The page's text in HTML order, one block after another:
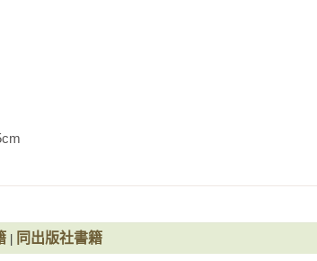
開放空間感
新裡，看花開、迎花香
動線釋放尺度，單寧色的捉迷藏空間
藝術迴路，城市雅痞的空間記憶
跳色舞出北歐20°風情
悅，飄散暖暖幸福
色的家，實現內心繽紛宇宙
有日常居家與飯店風格
多動線機能
用牆面漸層，劃分場域與空間形塑
同出版社書籍